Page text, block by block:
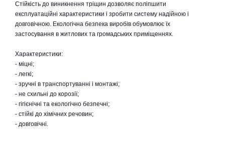
Стійкість до виникнення тріщин дозволяє поліпшити
експлуатаційні характеристики і зробити систему надійною і
довговічною. Екологічна безпека виробів обумовлює їх
застосування в житлових та громадських приміщеннях.
Характеристики:
- міцні;
- легкі;
- зручні в транспортуванні і монтажі;
- не схильні до корозії;
- гігієнічні та екологічно безпечні;
- стійкі до хімічних речовин;
- довговічні.